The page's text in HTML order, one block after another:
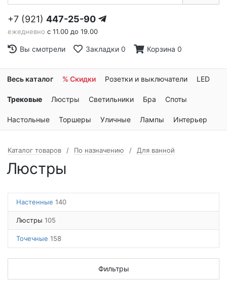
+7 (921) 447-25-90
ежедневно с 11.00 до 19.00
Вы смотрели Закладки 0 Корзина 0
Весь каталог % Скидки Розетки и выключатели LED
Трековые Люстры Светильники Бра Споты
Настольные Торшеры Уличные Лампы Интерьер
Каталог товаров По назначению Для ванной
Люстры
Настенные 140
Люстры 105
Точечные 158
Фильтры